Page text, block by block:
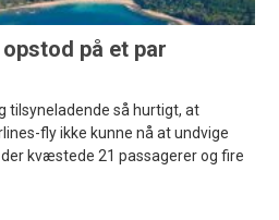
på et par
tilsyneladende så hurtigt, at
fly ikke kunne nå at undvige
kvæstede 21 passagerer og fire